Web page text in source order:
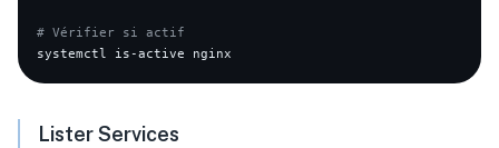
# Vérifier si actif
Lister Services